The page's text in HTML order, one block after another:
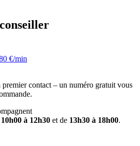
€/min
contact – un numéro gratuit vous
10h00 à 12h30 et de 13h30 à 18h00.